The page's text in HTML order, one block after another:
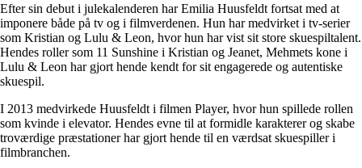
Efter sin debut i julekalenderen har Emilia Huusfeldt fortsat med at
imponere både på tv og i filmverdenen. Hun har medvirket i tv-serier
som Kristian og Lulu & Leon, hvor hun har vist sit store skuespiltalent.
Hendes roller som 11 Sunshine i Kristian og Jeanet, Mehmets kone i
Lulu & Leon har gjort hende kendt for sit engagerede og autentiske
skuespil.
I 2013 medvirkede Huusfeldt i filmen Player, hvor hun spillede rollen
som kvinde i elevator. Hendes evne til at formidle karakterer og skabe
troværdige præstationer har gjort hende til en værdsat skuespiller i
filmbranchen.